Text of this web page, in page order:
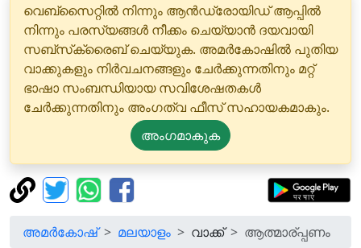
വെബ്‌സൈറ്റിൽ നിന്നും ആൻഡ്രോയിഡ് ആപ്പിൽ
നിന്നും പരസ്യങ്ങൾ നീക്കം ചെയ്യാൻ ദയവായി
സബ്‌സ്‌ക്രൈബ് ചെയ്യുക. അമർകോഷിൽ പുതിയ
വാക്കുകളും നിർവചനങ്ങളും ചേർക്കുന്നതിനും മറ്റ്
ഭാഷാ സംബന്ധിയായ സവിശേഷതകൾ
ചേർക്കുന്നതിനും അംഗത്വ ഫീസ് സഹായകമാകും.
അംഗമാകുക
അമർകോഷ് മലയാളം വാക്ക് ആത്മാര്പ്പണം